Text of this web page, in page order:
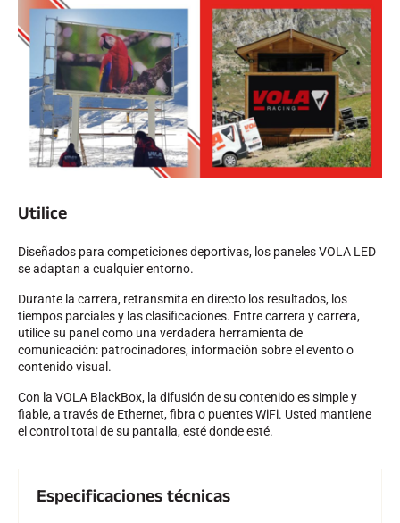
Utilice
Diseñados para competiciones deportivas, los paneles VOLA LED
se adaptan a cualquier entorno.
Durante la carrera, retransmita en directo los resultados, los
tiempos parciales y las clasificaciones. Entre carrera y carrera,
utilice su panel como una verdadera herramienta de
comunicación: patrocinadores, información sobre el evento o
contenido visual.
Con la VOLA BlackBox, la difusión de su contenido es simple y
fiable, a través de Ethernet, fibra o puentes WiFi. Usted mantiene
el control total de su pantalla, esté donde esté.
Especificaciones técnicas